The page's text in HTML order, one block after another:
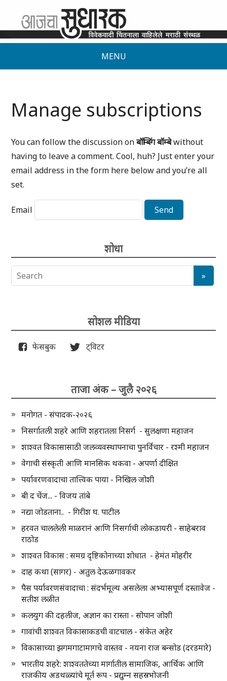
MENU
Manage subscriptions
You can follow the discussion onबॉम्बिंग बॉम्बेwithout
having to leave a comment. Cool, huh? Just enter your
email address in the form here below and you’re all
set.
Email
शोधा
सोशल मीडिया
फेसबुक ट्विटर
ताजा अंक – जुलै २०२६
मनोगत - संपादक-२०२६
निसर्गातली शहरे आणि शहरातला निसर्ग - सुलक्षणा महाजन
शाश्वत विकासासाठी जलव्यवस्थापनाचा पुनर्विचार - रश्मी महाजन
वेगाची संस्कृती आणि मानसिक थकवा - अपर्णा दीक्षित
पर्यावरणवादाचा तात्त्विक पाया - निखिल जोशी
बी द चेंज... - विजय तांबे
नद्या जोडताना.. - गिरीश घ. पाटील
हरवत चाललेली माळरानं आणि निसर्गाची लोकडायरी - साहेबराव
राठोड
शाश्वत विकास : समग्र दृष्टिकोनाच्या शोधात - हेमंत मोहरीर
दाह कथा (सागर) - अतुल देऊळगावकर
पैस पर्यावरणसंवादाचा : संदर्भमूल्य असलेला अभ्यासपूर्ण दस्तावेज -
सतीश लळीत
कलयुग की दहलीज, अज्ञान का रास्ता - सोपान जोशी
गावांची शाश्वत विकासाकडची वाटचाल - संकेत अहेर
विकासाच्या झगमगाटामागचे वास्तव - नयना राज बन्सोड (दरडमारे)
भारतीय शहरे: शाश्वततेच्या मार्गातील सामाजिक, आर्थिक आणि
राजकीय अडथळ्यांचे मूर्त रूप - प्रद्युम्न सहस्रभोजनी